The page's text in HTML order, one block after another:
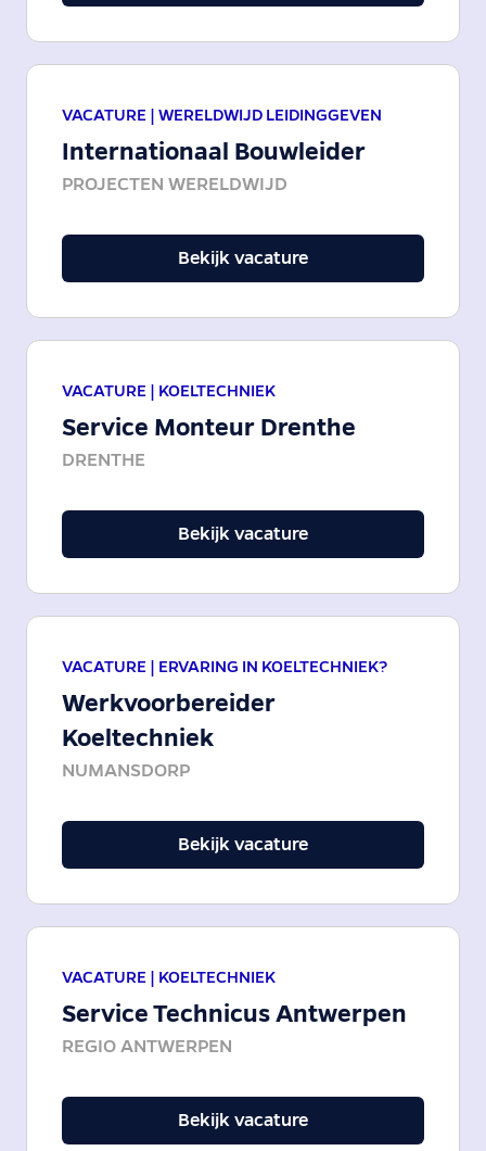
VACATURE | WERELDWIJD LEIDINGGEVEN
Internationaal Bouwleider
PROJECTEN WERELDWIJD
Bekijk vacature
VACATURE | KOELTECHNIEK
Service Monteur Drenthe
DRENTHE
Bekijk vacature
VACATURE | ERVARING IN KOELTECHNIEK?
Werkvoorbereider
Koeltechniek
NUMANSDORP
Bekijk vacature
VACATURE | KOELTECHNIEK
Service Technicus Antwerpen
REGIO ANTWERPEN
Bekijk vacature